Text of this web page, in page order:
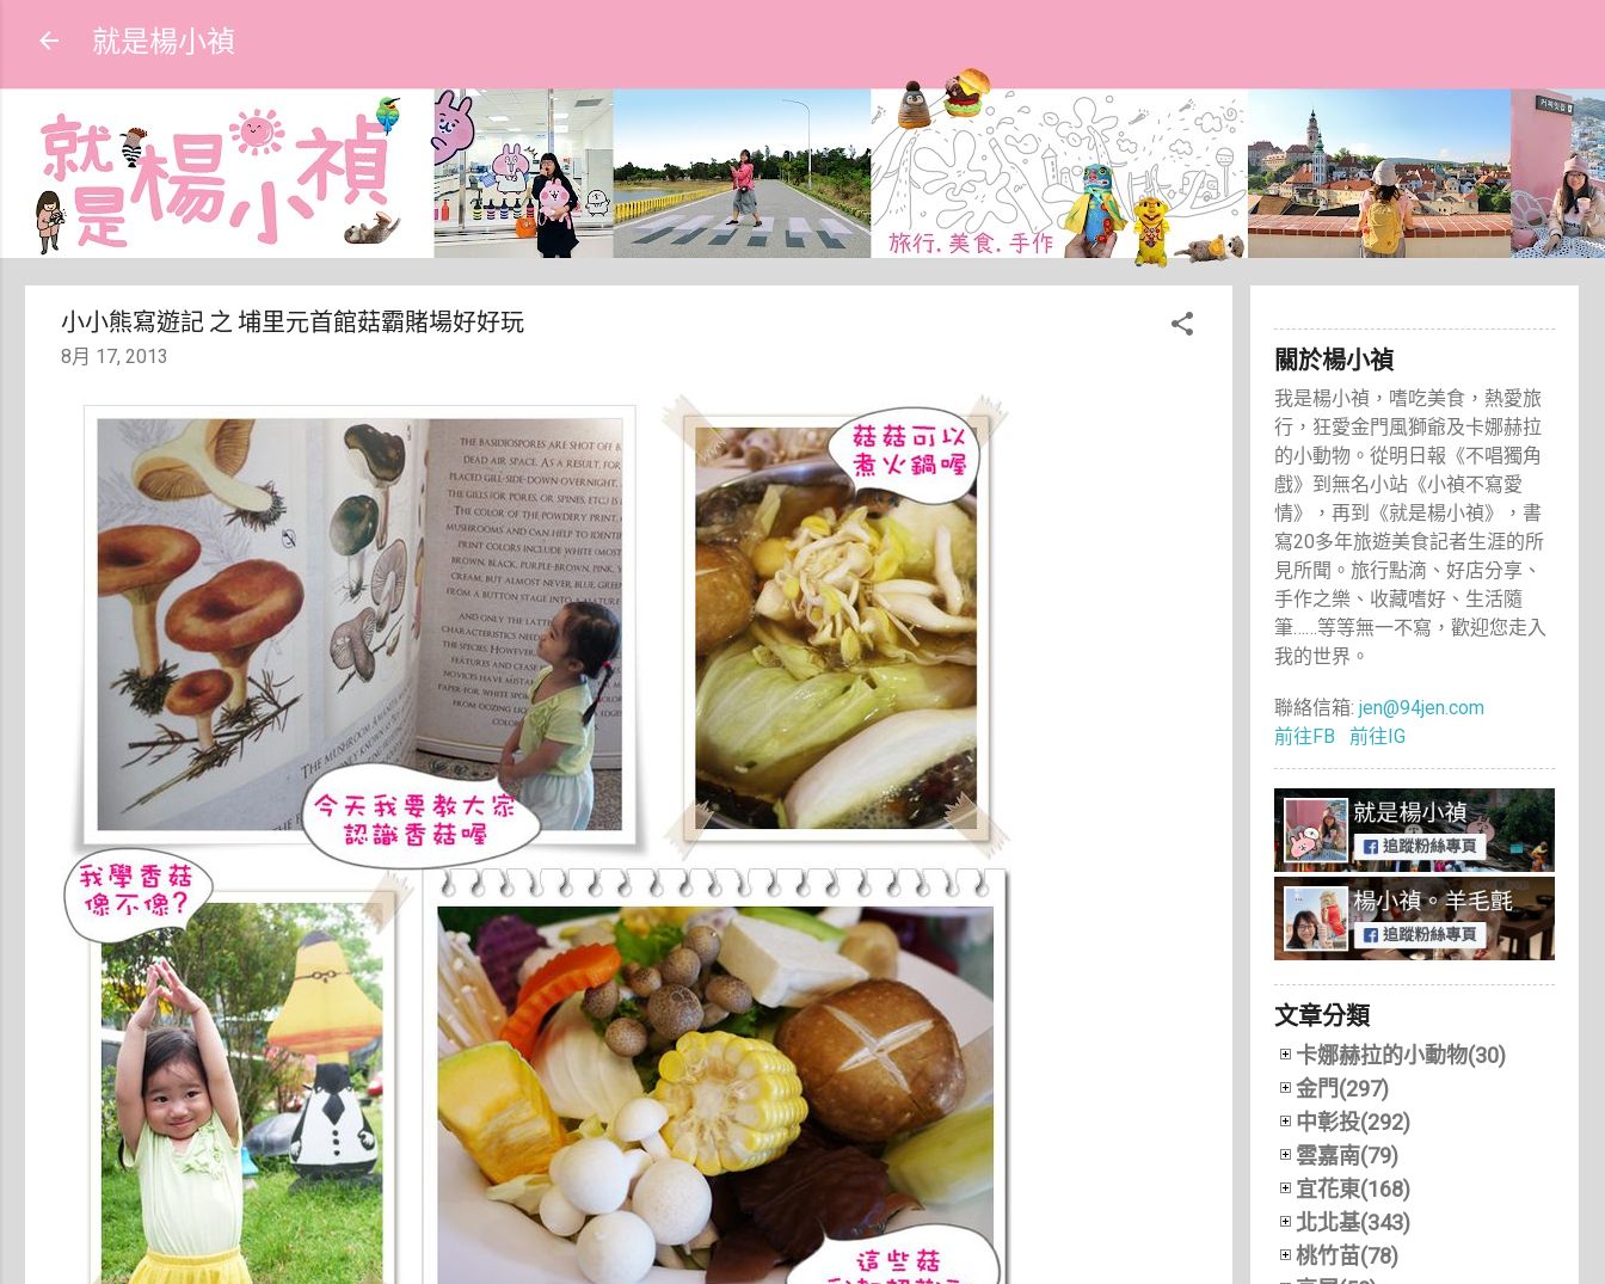
就是楊小禎
小小熊寫遊記 之 埔里元首館菇霸賭場好好玩
8月 17, 2013 關於楊小禎
我是楊小禎，嗜吃美食，熱愛旅
行，狂愛金門風獅爺及卡娜赫拉
的小動物。從明日報《不唱獨角
戲》到無名小站《小禎不寫愛
情》，再到《就是楊小禎》，書
寫20多年旅遊美食記者生涯的所
見所聞。旅行點滴、好店分享、
手作之樂、收藏嗜好、生活隨
筆……等等無一不寫，歡迎您走入
我的世界。
聯絡信箱: jen@94jen.com
前往FB
前往IG
文章分類
卡娜赫拉的小動物(30)
金門(297)
中彰投(292)
雲嘉南(79)
宜花東(168)
北北基(343)
桃竹苗(78)